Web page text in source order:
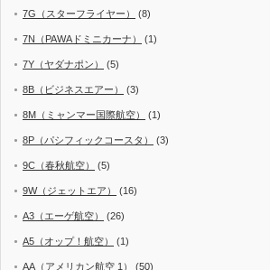
7G（スターフライヤー） (8)
7N（PAWAドミニカーナ） (1)
7Y（ヤダナポン） (5)
8B（ビジネスエアー） (3)
8M（ミャンマー国際航空） (1)
8P（パシフィックコースタ） (3)
9C（春秋航空） (5)
9W（ジェットエア） (16)
A3（エーゲ航空） (26)
A5（オップ！航空） (1)
AA（アメリカン航空 1） (50)